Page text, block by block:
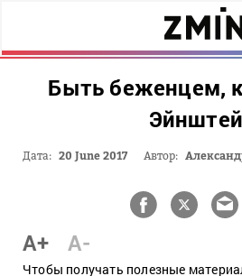
Быть беженцем,
Дата: 20 June 2017 Автор:
A+ A-
Чтобы получать полезные